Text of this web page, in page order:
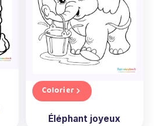
Colorier
Éléphant joyeux